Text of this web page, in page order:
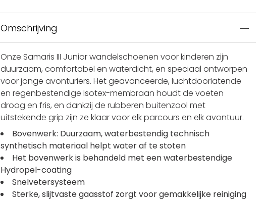
Omschrijving
Onze Samaris III Junior wandelschoenen voor kinderen zijn
duurzaam, comfortabel en waterdicht, en speciaal ontworpen
voor jonge avonturiers. Het geavanceerde, luchtdoorlatende
en regenbestendige Isotex-membraan houdt de voeten
droog en fris, en dankzij de rubberen buitenzool met
uitstekende grip zijn ze klaar voor elk parcours en elk avontuur.
Bovenwerk: Duurzaam, waterbestendig technisch
synthetisch materiaal helpt water af te stoten
Het bovenwerk is behandeld met een waterbestendige
Hydropel-coating
Snelvetersysteem
Sterke, slijtvaste gaasstof zorgt voor gemakkelijke reiniging